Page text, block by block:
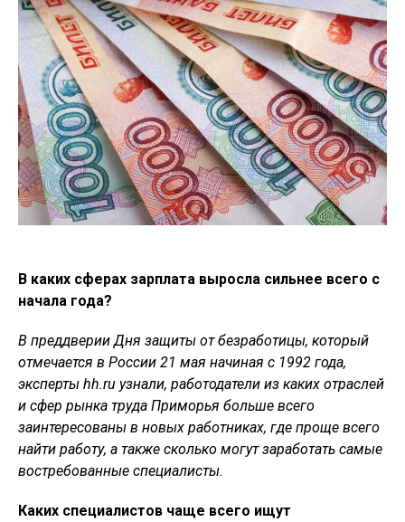
В каких сферах зарплата выросла сильнее всего с
начала года?
В преддверии Дня защиты от безработицы, который
отмечается в России 21 мая начиная с 1992 года,
эксперты hh.ru узнали, работодатели из каких отраслей
и сфер рынка труда Приморья больше всего
заинтересованы в новых работниках, где проще всего
найти работу, а также сколько могут заработать самые
востребованные специалисты.
Каких специалистов чаще всего ищут